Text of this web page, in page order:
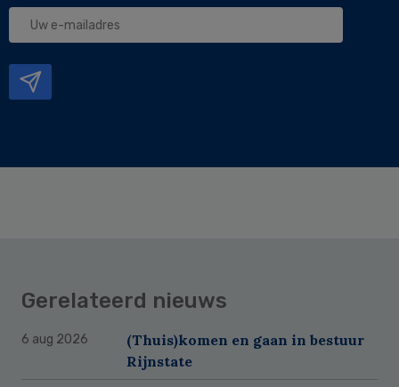
Uw
Gerelateerd nieuws
6 aug 2026
(Thuis)komen en gaan in bestuur
Rijnstate